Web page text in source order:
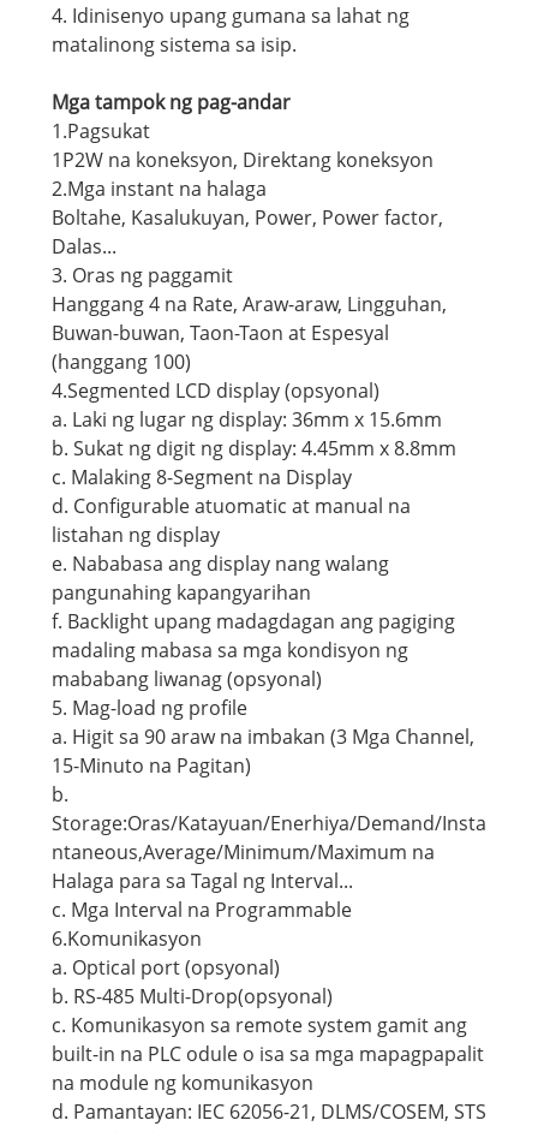
4. Idinisenyo upang gumana sa lahat ng
matalinong sistema sa isip.
Mga tampok ng pag-andar
1.Pagsukat
1P2W na koneksyon, Direktang koneksyon
2.Mga instant na halaga
Boltahe, Kasalukuyan, Power, Power factor,
Dalas...
3. Oras ng paggamit
Hanggang 4 na Rate, Araw-araw, Lingguhan,
Buwan-buwan, Taon-Taon at Espesyal
(hanggang 100)
4.Segmented LCD display (opsyonal)
a. Laki ng lugar ng display: 36mm x 15.6mm
b. Sukat ng digit ng display: 4.45mm x 8.8mm
c. Malaking 8-Segment na Display
d. Configurable atuomatic at manual na
listahan ng display
e. Nababasa ang display nang walang
pangunahing kapangyarihan
f. Backlight upang madagdagan ang pagiging
madaling mabasa sa mga kondisyon ng
mababang liwanag (opsyonal)
5. Mag-load ng profile
a. Higit sa 90 araw na imbakan (3 Mga Channel,
15-Minuto na Pagitan)
b.
Storage:Oras/Katayuan/Enerhiya/Demand/Insta
ntaneous,Average/Minimum/Maximum na
Halaga para sa Tagal ng Interval...
c. Mga Interval na Programmable
6.Komunikasyon
a. Optical port (opsyonal)
b. RS-485 Multi-Drop(opsyonal)
c. Komunikasyon sa remote system gamit ang
built-in na PLC odule o isa sa mga mapagpapalit
na module ng komunikasyon
d. Pamantayan: IEC 62056-21, DLMS/COSEM, STS